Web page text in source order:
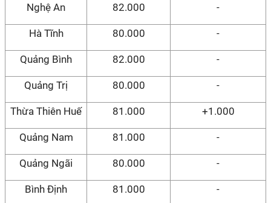
Nghệ An 82.000 -
Hà Tĩnh 80.000 -
Quảng Bình 82.000 -
Quảng Trị 80.000 -
Thừa Thiên Huế 81.000 +1.000
Quảng Nam 81.000 -
Quảng Ngãi 80.000 -
Bình Định 81.000 -